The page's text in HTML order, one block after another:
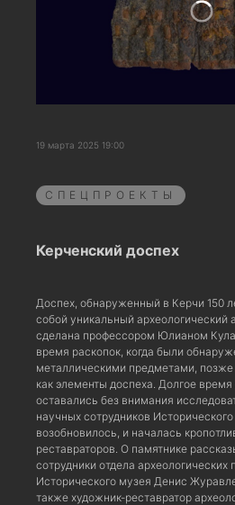
19 марта 2025 19:00
СПЕЦПРОЕКТЫ
Керченский доспех
Доспех, обнаруженный в Керчи 150
собой уникальный археологический
сделана профессором Юлианом
время раскопок, когда были
металлическими предметами,
как элементы доспеха. Долгое
оставались без внимания
научных сотрудников
возобновилось, и началась
реставраторов. О памятнике
сотрудники отдела археологических
Исторического музея Денис
также художник-реставратор